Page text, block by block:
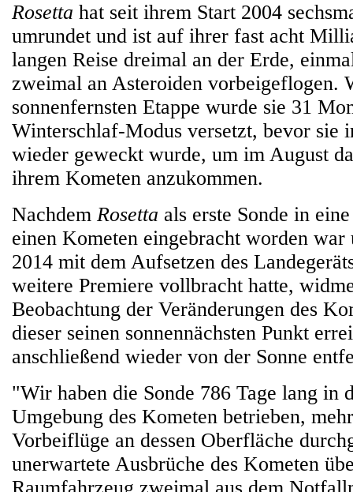
Rosetta hat seit ihrem Start 2004
umrundet und ist auf ihrer fast acht
langen Reise dreimal an der Erde,
zweimal an Asteroiden vorbeigeflogen.
sonnenfernsten Etappe wurde sie 31
Winterschlaf-Modus versetzt, bevor sie
wieder geweckt wurde, um im August
ihrem Kometen anzukommen.
Nachdem Rosetta als erste Sonde in
einen Kometen eingebracht worden
2014 mit dem Aufsetzen des
weitere Premiere vollbracht hatte,
Beobachtung der Veränderungen des
dieser seinen sonnennächsten Punkt
anschließend wieder von der Sonne
"Wir haben die Sonde 786 Tage lang in
Umgebung des Kometen betrieben,
Vorbeiflüge an dessen Oberfläche
unerwartete Ausbrüche des Kometen